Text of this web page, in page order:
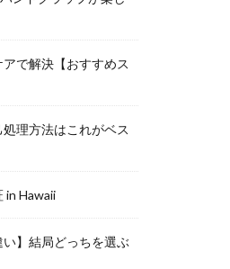
で解決【おすすめス
理方法はこれがベス
in Hawaii
い】結局どっちを選ぶ